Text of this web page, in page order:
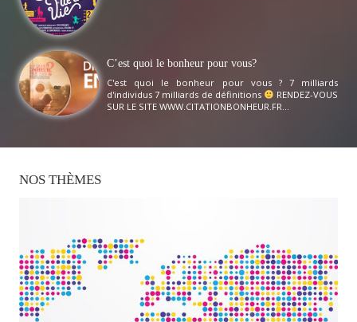
C’est quoi le bonheur pour vous?
C'est quoi le bonheur pour vous ? 7 milliards
d'individus 7 milliards de définitions
RENDEZ-VOUS
SUR LE SITE WWW.CITATIONBONHEUR.FR...
NOS THÈMES